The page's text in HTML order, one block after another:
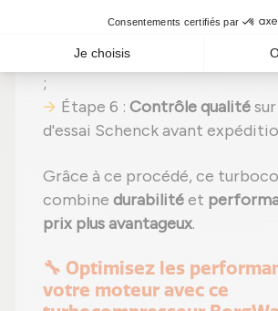
par des
effectués selon les normes du
;
Étape 6 : Contrôle qualité
d'essai Schenck avant
Grâce à ce procédé, ce
combine durabilitéet
prix plus avantageux.
🔧 Optimisez les
votre moteur avec ce